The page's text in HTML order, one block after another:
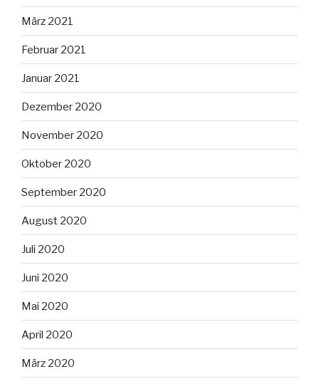
März 2021
Februar 2021
Januar 2021
Dezember 2020
November 2020
Oktober 2020
September 2020
August 2020
Juli 2020
Juni 2020
Mai 2020
April 2020
März 2020